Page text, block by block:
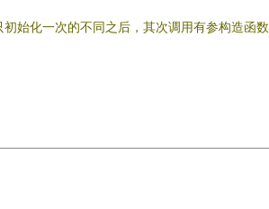
始化一次的不同之后，其次调用有参构造函数